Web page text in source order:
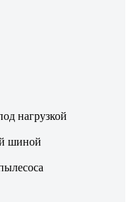
нагрузкой
шиной